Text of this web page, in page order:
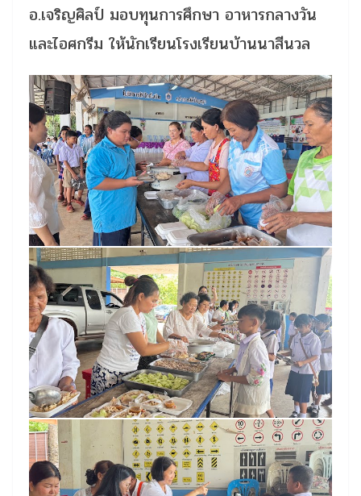
อ.เจริญศิลป์ มอบทุนการศึกษา อาหารกลางวัน
และไอศกรีม ให้นักเรียนโรงเรียนบ้านนาสีนวล